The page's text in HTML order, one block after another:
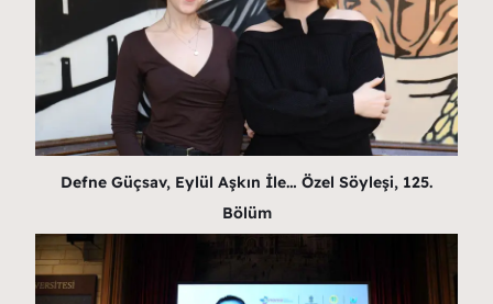
Defne Güçsav, Eylül Aşkın İle… Özel Söyleşi, 125.
Bölüm